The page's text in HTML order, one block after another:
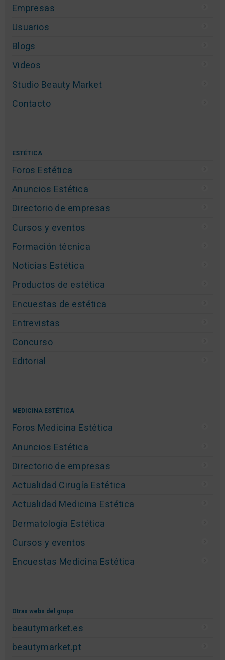
Empresas
Usuarios
Blogs
Videos
Studio Beauty Market
Contacto
ESTÉTICA
Foros Estética
Anuncios Estética
Directorio de empresas
Cursos y eventos
Formación técnica
Noticias Estética
Productos de estética
Encuestas de estética
Entrevistas
Concurso
Editorial
MEDICINA ESTÉTICA
Foros Medicina Estética
Anuncios Estética
Directorio de empresas
Actualidad Cirugía Estética
Actualidad Medicina Estética
Dermatología Estética
Cursos y eventos
Encuestas Medicina Estética
Otras webs del grupo
beautymarket.es
beautymarket.pt